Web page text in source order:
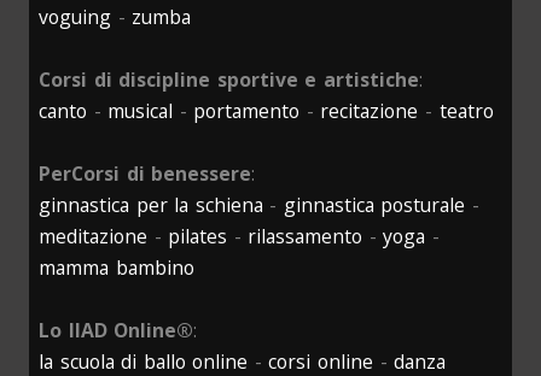
voguing - zumba
Corsi di discipline sportive e artistiche:
canto - musical - portamento - recitazione - teatro
PerCorsi di benessere:
ginnastica per la schiena - ginnastica posturale -
meditazione - pilates - rilassamento -yoga -
mamma bambino
Lo IIAD Online®:
la scuola di ballo online -corsi online -danza